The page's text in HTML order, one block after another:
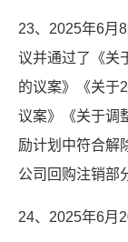
23、2025年6月
议并通过了《关
的议案》《关于
议案》《关于调
励计划中符合解
公司回购注销部
24、2025年6月